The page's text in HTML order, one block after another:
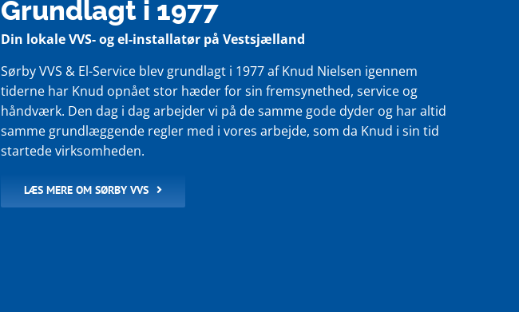
Grundlagt i 1977
Din lokale VVS- og el-installatør på Vestsjælland
Sørby VVS & El-Service blev grundlagt i 1977 af Knud Nielsen igennem
tiderne har Knud opnået stor hæder for sin fremsynethed, service og
håndværk. Den dag i dag arbejder vi på de samme gode dyder og har altid
samme grundlæggende regler med i vores arbejde, som da Knud i sin tid
startede virksomheden.
LÆS MERE OM SØRBY VVS